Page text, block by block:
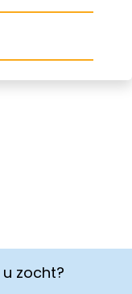
zocht?